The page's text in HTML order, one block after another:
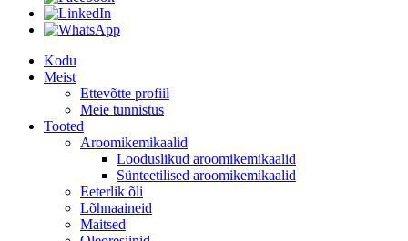
Kodu
Meist
Ettevõtte profiil
Meie tunnistus
Tooted
Aroomikemikaalid
Looduslikud aroomikemikaalid
Sünteetilised aroomikemikaalid
Eeterlik õli
Lõhnaaineid
Maitsed